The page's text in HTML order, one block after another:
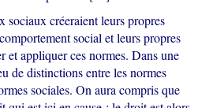
créeraient leurs propres
social et leurs propres
et appliquer ces normes. Dans une
de distinctions entre les normes
sociales. On aura compris que